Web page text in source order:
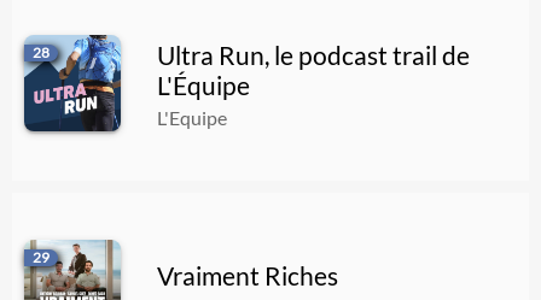
28
Ultra Run, le podcast trail de
L'Équipe
L'Equipe
29
Vraiment Riches